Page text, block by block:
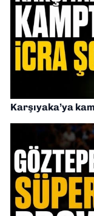
Karşıyaka’ya